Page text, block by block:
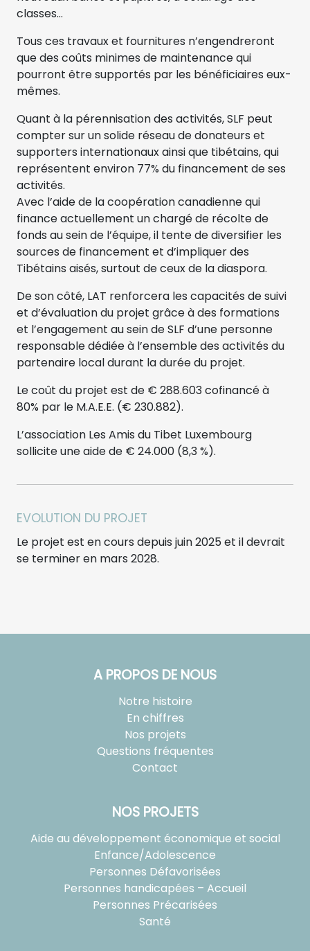
classes…
Tous ces travaux et fournitures n’engendreront
que des coûts minimes de maintenance qui
pourront être supportés par les bénéficiaires eux-
mêmes.
Quant à la pérennisation des activités, SLF peut
compter sur un solide réseau de donateurs et
supporters internationaux ainsi que tibétains, qui
représentent environ 77% du financement de ses
activités.
Avec l’aide de la coopération canadienne qui
finance actuellement un chargé de récolte de
fonds au sein de l’équipe, il tente de diversifier les
sources de financement et d’impliquer des
Tibétains aisés, surtout de ceux de la diaspora.
De son côté, LAT renforcera les capacités de suivi
et d’évaluation du projet grâce à des formations
et l’engagement au sein de SLF d’une personne
responsable dédiée à l’ensemble des activités du
partenaire local durant la durée du projet.
Le coût du projet est de € 288.603 cofinancé à
80% par le M.A.E.E. (€ 230.882).
L’association Les Amis du Tibet Luxembourg
sollicite une aide de € 24.000 (8,3 %).
EVOLUTION DU PROJET
Le projet est en cours depuis juin 2025 et il devrait
se terminer en mars 2028.
A PROPOS DE NOUS
Notre histoire
En chiffres
Nos projets
Questions fréquentes
Contact
NOS PROJETS
Aide au développement économique et social
Enfance/Adolescence
Personnes Défavorisées
Personnes handicapées – Accueil
Personnes Précarisées
Santé